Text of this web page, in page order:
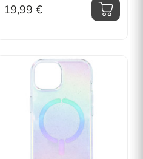
19,99 €